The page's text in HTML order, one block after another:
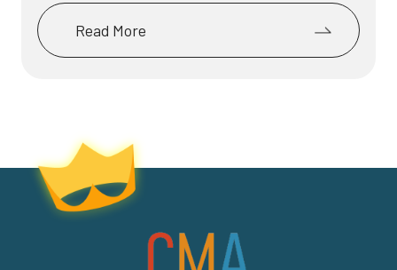
ベースにアクセスする
「MCP」技術につい...
Read More